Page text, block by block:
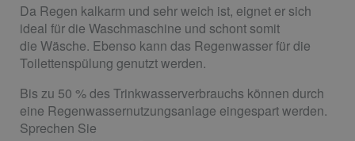
Da Regen kalkarm und sehr weich ist, eignet er sich
ideal für die Waschmaschine und schont somit
die Wäsche. Ebenso kann das Regenwasser für die
Toilettenspülung genutzt werden.
Bis zu 50 % des Trinkwasserverbrauchs können durch
eine Regenwassernutzungsanlage eingespart werden.
Sprechen Sie